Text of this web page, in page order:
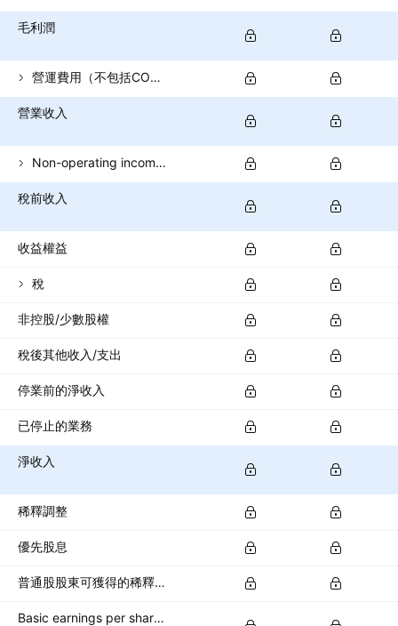
毛利潤
營運費用（不包括COGS）
營業收入
Non-operating income (total)
稅前收入
收益權益
稅
非控股/少數股權
稅後其他收入/支出
停業前的淨收入
已停止的業務
淨收入
稀釋調整
優先股息
普通股股東可獲得的稀釋淨收入
Basic earnings per share (basic EPS)